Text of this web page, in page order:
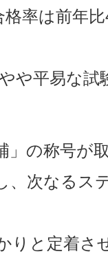
率は前年
や平易な
の称号が
次なるス
りと定着さ